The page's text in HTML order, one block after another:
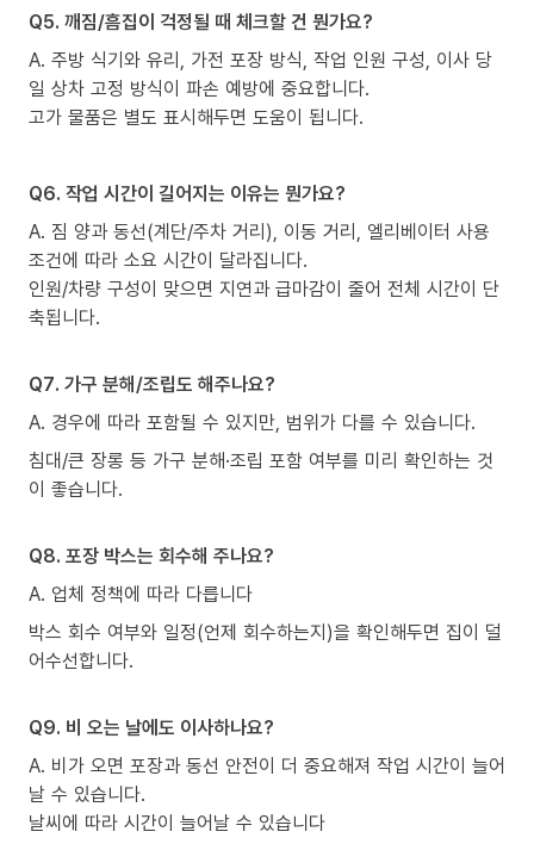
Q5. 깨짐/흠집이 걱정될 때 체크할 건 뭔가요?
A. 주방 식기와 유리, 가전 포장 방식, 작업 인원 구성, 이사 당
일 상차 고정 방식이 파손 예방에 중요합니다.
고가 물품은 별도 표시해두면 도움이 됩니다.
Q6. 작업 시간이 길어지는 이유는 뭔가요?
A. 짐 양과 동선(계단/주차 거리), 이동 거리, 엘리베이터 사용
조건에 따라 소요 시간이 달라집니다.
인원/차량 구성이 맞으면 지연과 급마감이 줄어 전체 시간이 단
축됩니다.
Q7. 가구 분해/조립도 해주나요?
A. 경우에 따라 포함될 수 있지만, 범위가 다를 수 있습니다.
침대/큰 장롱 등 가구 분해·조립 포함 여부를 미리 확인하는 것
이 좋습니다.
Q8. 포장 박스는 회수해 주나요?
A. 업체 정책에 따라 다릅니다
박스 회수 여부와 일정(언제 회수하는지)을 확인해두면 집이 덜
어수선합니다.
Q9. 비 오는 날에도 이사하나요?
A. 비가 오면 포장과 동선 안전이 더 중요해져 작업 시간이 늘어
날 수 있습니다.
날씨에 따라 시간이 늘어날 수 있습니다